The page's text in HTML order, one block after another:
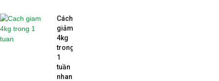
Cách
giảm
4kg
trong
1
tuần
nhanh